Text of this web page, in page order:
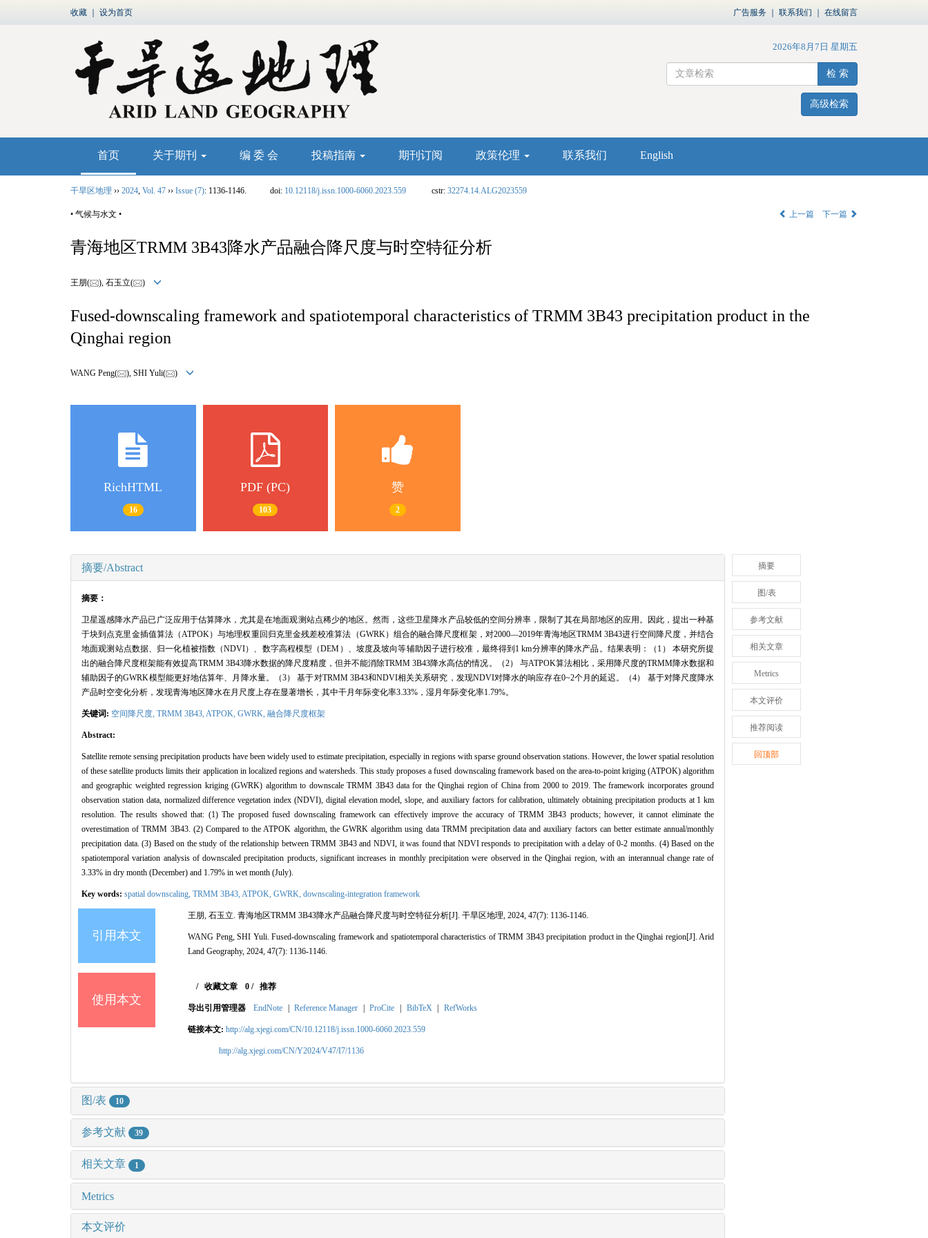
收藏 设为首页 广告服务 联系我们 在线留言
2026年8月7日 星期五
检 索
高级检索
首页 关于期刊 编 委 会 投稿指南 期刊订阅 政策伦理 联系我们 English
干旱区地理 ›› 2024, Vol. 47 ›› Issue (7): 1136-1146. doi: 10.12118/j.issn.1000-6060.2023.559 cstr:32274.14.ALG2023559
• 气候与水文 • 上一篇 下一篇
青海地区TRMM 3B43降水产品融合降尺度与时空特征分析
王朋( ), 石玉立( )
Fused-downscaling framework and spatiotemporal characteristics of TRMM 3B43 precipitation product in the
Qinghai region
WANG Peng( ), SHI Yuli( )
RichHTML
16
PDF (PC)
103
赞
2
摘要/Abstract
摘要：
卫星遥感降水产品已广泛应用于估算降水，尤其是在地面观测站点稀少的地区。然而，这些卫星降水产品较低的空间分辨率，限制了其在局部地区的应用。因此，提出一种基
于块到点克里金插值算法（ATPOK）与地理权重回归克里金残差校准算法（GWRK）组合的融合降尺度框架，对2000—2019年青海地区TRMM 3B43进行空间降尺度，并结合
地面观测站点数据、归一化植被指数（NDVI）、数字高程模型（DEM）、坡度及坡向等辅助因子进行校准，最终得到1 km分辨率的降水产品。结果表明：（1） 本研究所提
出的融合降尺度框架能有效提高TRMM 3B43降水数据的降尺度精度，但并不能消除TRMM 3B43降水高估的情况。（2） 与ATPOK算法相比，采用降尺度的TRMM降水数据和
辅助因子的GWRK模型能更好地估算年、月降水量。（3） 基于对TRMM 3B43和NDVI相关关系研究，发现NDVI对降水的响应存在0~2个月的延迟。（4） 基于对降尺度降水
产品时空变化分析，发现青海地区降水在月尺度上存在显著增长，其中干月年际变化率3.33%，湿月年际变化率1.79%。
关键词: 空间降尺度, TRMM 3B43, ATPOK, GWRK, 融合降尺度框架
Abstract:
Satellite remote sensing precipitation products have been widely used to estimate precipitation, especially in regions with sparse ground observation stations. However, the lower spatial resolution
of these satellite products limits their application in localized regions and watersheds. This study proposes a fused downscaling framework based on the area-to-point kriging (ATPOK) algorithm
and geographic weighted regression kriging (GWRK) algorithm to downscale TRMM 3B43 data for the Qinghai region of China from 2000 to 2019. The framework incorporates ground
observation station data, normalized difference vegetation index (NDVI), digital elevation model, slope, and auxiliary factors for calibration, ultimately obtaining precipitation products at 1 km
resolution. The results showed that: (1) The proposed fused downscaling framework can effectively improve the accuracy of TRMM 3B43 products; however, it cannot eliminate the
overestimation of TRMM 3B43. (2) Compared to the ATPOK algorithm, the GWRK algorithm using data TRMM precipitation data and auxiliary factors can better estimate annual/monthly
precipitation data. (3) Based on the study of the relationship between TRMM 3B43 and NDVI, it was found that NDVI responds to precipitation with a delay of 0-2 months. (4) Based on the
spatiotemporal variation analysis of downscaled precipitation products, significant increases in monthly precipitation were observed in the Qinghai region, with an interannual change rate of
3.33% in dry month (December) and 1.79% in wet month (July).
Key words: spatial downscaling, TRMM 3B43, ATPOK, GWRK, downscaling-integration framework
引用本文
王朋, 石玉立. 青海地区TRMM 3B43降水产品融合降尺度与时空特征分析[J]. 干旱区地理, 2024, 47(7): 1136-1146.
WANG Peng, SHI Yuli. Fused-downscaling framework and spatiotemporal characteristics of TRMM 3B43 precipitation product in the Qinghai region[J]. Arid
Land Geography, 2024, 47(7): 1136-1146.
使用本文
/收藏文章 0/ 推荐
导出引用管理器 EndNote | Reference Manager | ProCite | BibTeX | RefWorks
链接本文: http://alg.xjegi.com/CN/10.12118/j.issn.1000-6060.2023.559
http://alg.xjegi.com/CN/Y2024/V47/I7/1136
图/表 10
参考文献 39
相关文章 1
Metrics
本文评价
摘要
图/表
参考文献
相关文章
Metrics
本文评价
推荐阅读
回顶部